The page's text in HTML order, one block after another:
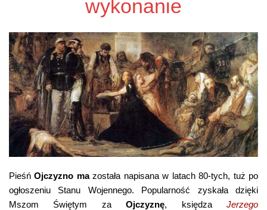
wykonanie
Pieśń Ojczyzno ma została napisana w latach 80-tych, tuż po
ogłoszeniu Stanu Wojennego. Popularność zyskała dzięki
Mszom Świętym za
Ojczyznę, księdza
Jerzego